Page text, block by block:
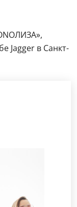
Jagger в Санкт-